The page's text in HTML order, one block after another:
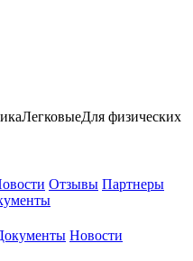
ЛегковыеДля физических
Отзывы Партнеры
Новости